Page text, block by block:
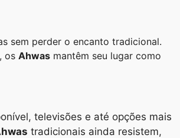
sem perder o encanto tradicional.
os Ahwas mantêm seu lugar como
televisões e até opções mais
tradicionais ainda resistem,